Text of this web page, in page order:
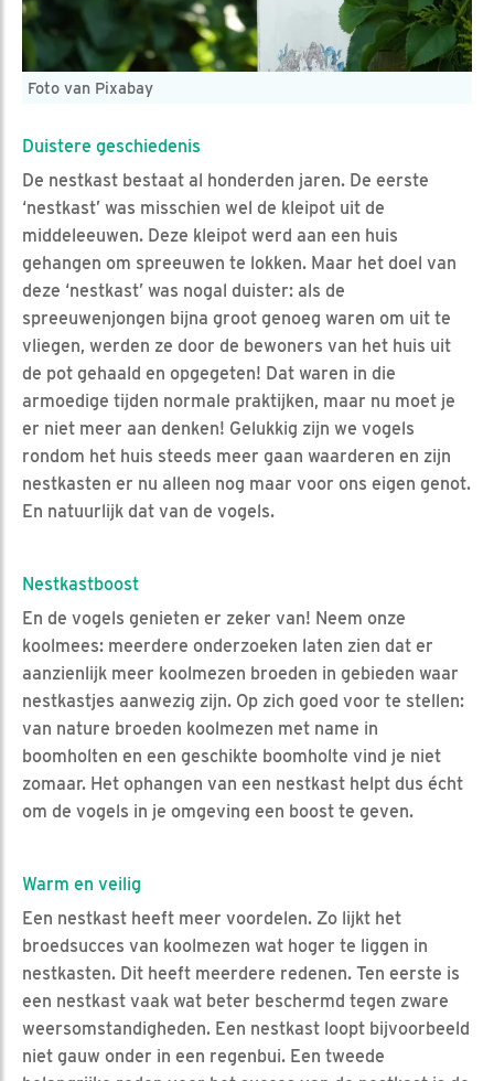
Foto van Pixabay
Duistere geschiedenis
De nestkast bestaat al honderden jaren. De eerste
‘nestkast’ was misschien wel de kleipot uit de
middeleeuwen. Deze kleipot werd aan een huis
gehangen om spreeuwen te lokken. Maar het doel van
deze ‘nestkast’ was nogal duister: als de
spreeuwenjongen bijna groot genoeg waren om uit te
vliegen, werden ze door de bewoners van het huis uit
de pot gehaald en opgegeten! Dat waren in die
armoedige tijden normale praktijken, maar nu moet je
er niet meer aan denken! Gelukkig zijn we vogels
rondom het huis steeds meer gaan waarderen en zijn
nestkasten er nu alleen nog maar voor ons eigen genot.
En natuurlijk dat van de vogels.
Nestkastboost
En de vogels genieten er zeker van! Neem onze
koolmees: meerdere onderzoeken laten zien dat er
aanzienlijk meer koolmezen broeden in gebieden waar
nestkastjes aanwezig zijn. Op zich goed voor te stellen:
van nature broeden koolmezen met name in
boomholten en een geschikte boomholte vind je niet
zomaar. Het ophangen van een nestkast helpt dus écht
om de vogels in je omgeving een boost te geven.
Warm en veilig
Een nestkast heeft meer voordelen. Zo lijkt het
broedsucces van koolmezen wat hoger te liggen in
nestkasten. Dit heeft meerdere redenen. Ten eerste is
een nestkast vaak wat beter beschermd tegen zware
weersomstandigheden. Een nestkast loopt bijvoorbeeld
niet gauw onder in een regenbui. Een tweede